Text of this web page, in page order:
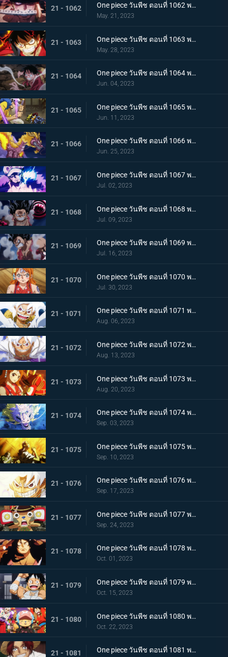
21 - 1062 One piece วันพีช ตอนที่ 1062 พากย์ไทย วิชาสามดาบแห่งราชัน โซโล ปะทะ คิง
May. 21, 2023
21 - 1063 One piece วันพีช ตอนที่ 1063 พากย์ไทย ลูฟี่กระฉับกระเฉง จุดหักเหของยุคสมัยใหม่
May. 28, 2023
21 - 1064 One piece วันพีช ตอนที่ 1064 พากย์ไทย มังกรเมาแปดทิศ มังกรไร้ระเบียบที่เข้าประชิดลูฟี่
Jun. 04, 2023
21 - 1065 One piece วันพีช ตอนที่ 1065 พากย์ไทย พันธมิตรล่มสลาย ความมุ่งมั่นของยุคสมัยใหม่จงลุกโชน
Jun. 11, 2023
21 - 1066 One piece วันพีช ตอนที่ 1066 พากย์ไทย ตัวเอกมาแล้ว สุดยอดท่าจากคลื่นและแม่เหล็ก
Jun. 25, 2023
21 - 1067 One piece วันพีช ตอนที่ 1067 พากย์ไทย สู่ยุคสมัยใหม่ บทสรุปความมุ่งมั่นของพวกเด็กเหลือขอ
Jul. 02, 2023
21 - 1068 One piece วันพีช ตอนที่ 1068 พากย์ไทย เจ้าหญิงจันทราดังก้อง ฉากสุดท้ายของแคว้นวาโนะ
Jul. 09, 2023
21 - 1069 One piece วันพีช ตอนที่ 1069 พากย์ไทย ผู้ชนะมีเพียงหนึ่ง ลูฟี่ ปะทะ ไคโด
Jul. 16, 2023
21 - 1070 One piece วันพีช ตอนที่ 1070 พากย์ไทย ลูฟี่พ่ายแพ้ การเตรียมใจของผู้ที่เหลืออยู่
Jul. 30, 2023
21 - 1071 One piece วันพีช ตอนที่ 1071 พากย์ไทย ไปให้ถึงจุดสูงสุดของลูฟี่ เกียร์ฟิฟท์
Aug. 06, 2023
21 - 1072 One piece วันพีช ตอนที่ 1072 พากย์ไทย พลังกวนประสาท เกียร์ฟิฟท์โลดแล่น
Aug. 13, 2023
21 - 1073 One piece วันพีช ตอนที่ 1073 พากย์ไทย ไม่มีที่ให้หนี ภาพเกาะโอนิกาชิมะในนรก
Aug. 20, 2023
21 - 1074 One piece วันพีช ตอนที่ 1074 พากย์ไทย เชื่อในโมโมะ ท่าเด็ดครั้งสุดท้ายของลูฟี่
Sep. 03, 2023
21 - 1075 One piece วันพีช ตอนที่ 1075 พากย์ไทย คำอธิษฐาน 20 ปี ทวงคืนแคว้นวาโนะ
Sep. 10, 2023
21 - 1076 One piece วันพีช ตอนที่ 1076 พากย์ไทย โลกที่ลูฟี่ปรารถนา
Sep. 17, 2023
21 - 1077 One piece วันพีช ตอนที่ 1077 พากย์ไทย ปิดฉาก ผู้ชนะ ลูฟี่หมวกฟาง
Sep. 24, 2023
21 - 1078 One piece วันพีช ตอนที่ 1078 พากย์ไทย การกลับมา โชกุนแห่งแคว้นวาโนะ โคสึกิ โมโมโนะสุเกะ
Oct. 01, 2023
21 - 1079 One piece วันพีช ตอนที่ 1079 พากย์ไทย ยามเช้ามาถึง การพักผ่อนของพวกลูฟี่
Oct. 15, 2023
21 - 1080 One piece วันพีช ตอนที่ 1080 พากย์ไทย งานเลี้ยงฉลอง เหล่าจักรพรรดิแห่งท้องทะเลคนใหม่
Oct. 22, 2023
21 - 1081 One piece วันพีช ตอนที่ 1081 พากย์ไทย โลกจะลุกเป็นไฟ การโจมตีของพลเรือเอก